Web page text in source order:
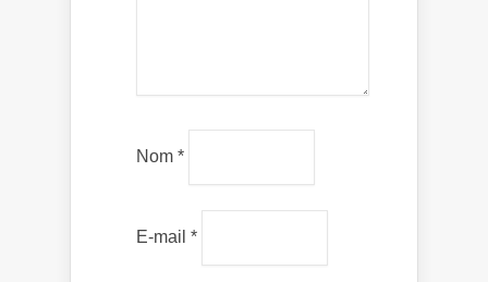
Nom *
E-mail *